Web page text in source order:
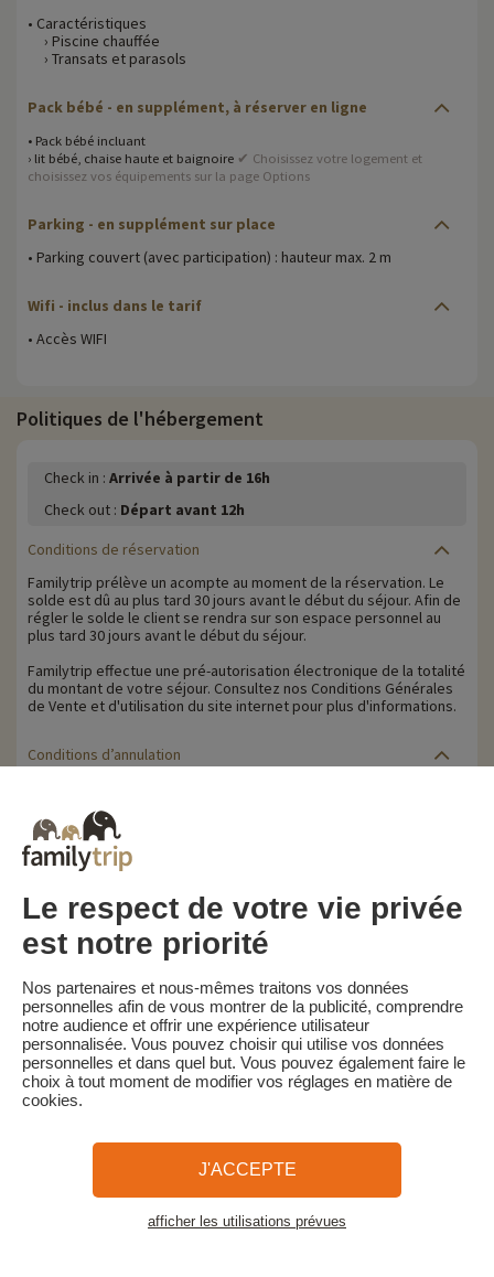
• Caractéristiques
› Piscine chauffée
› Transats et parasols
Pack bébé - en supplément, à réserver en ligne
• Pack bébé incluant
› lit bébé, chaise haute et baignoire ✔ Choisissez votre logement et
choisissez vos équipements sur la page Options
Parking - en supplément sur place
• Parking couvert (avec participation) : hauteur max. 2 m
Wifi - inclus dans le tarif
• Accès WIFI
Politiques de l'hébergement
Check in : Arrivée à partir de 16h
Check out : Départ avant 12h
Conditions de réservation
Familytrip prélève un acompte au moment de la réservation. Le
solde est dû au plus tard 30 jours avant le début du séjour. Afin de
régler le solde le client se rendra sur son espace personnel au
plus tard 30 jours avant le début du séjour.
Familytrip effectue une pré-autorisation électronique de la totalité
du montant de votre séjour. Consultez nos Conditions Générales
de Vente et d'utilisation du site internet pour plus d'informations.
Conditions d’annulation
de la réservation par e-mail 35 jours avant le début du séjour.
Les pénalités d'annulation sont calculées sur la base du barème
suivant :
• Annulation 30 jours ou plus avant la date de début du séjour :
acompte conservé
• Annulation moins de 30 jours avant la date de début du séjour :
100 % du prix du séjour
Familytrip vous conseille de souscrire l'assurance annulation de
son partenaire AREAS Assurances. Souscrivez au moment de la
réservation ou dans les 24h suivant votre réservation par
téléphone.
CGV et Charte de Confidentialité
La Presse parle de nous
Plan du site
Le respect de votre vie privée
est notre priorité
Nos partenaires et nous-mêmes traitons vos données
personnelles afin de vous montrer de la publicité, comprendre
notre audience et offrir une expérience utilisateur
personnalisée. Vous pouvez choisir qui utilise vos données
personnelles et dans quel but. Vous pouvez également faire le
choix à tout moment de modifier vos réglages en matière de
cookies.
J'ACCEPTE
afficher les utilisations prévues